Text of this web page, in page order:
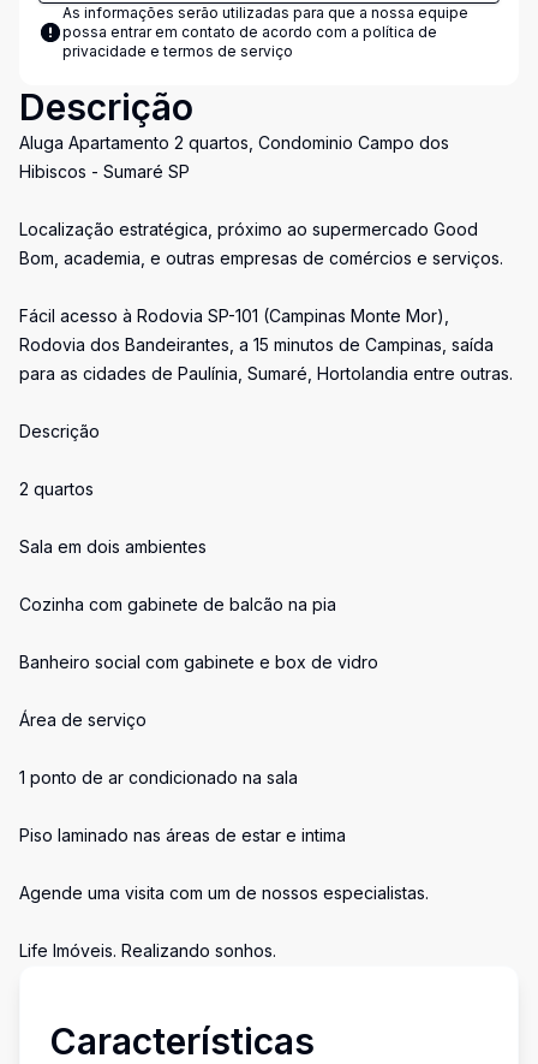
As informações serão utilizadas para que a nossa equipe
possa entrar em contato de acordo com a política de
privacidade e termos de serviço
Descrição
Aluga Apartamento 2 quartos, Condominio Campo dos
Hibiscos - Sumaré SP
Localização estratégica, próximo ao supermercado Good
Bom, academia, e outras empresas de comércios e serviços.
Fácil acesso à Rodovia SP-101 (Campinas Monte Mor),
Rodovia dos Bandeirantes, a 15 minutos de Campinas, saída
para as cidades de Paulínia, Sumaré, Hortolandia entre outras.
Descrição
2 quartos
Sala em dois ambientes
Cozinha com gabinete de balcão na pia
Banheiro social com gabinete e box de vidro
Área de serviço
1 ponto de ar condicionado na sala
Piso laminado nas áreas de estar e intima
Agende uma visita com um de nossos especialistas.
Life Imóveis. Realizando sonhos.
Características